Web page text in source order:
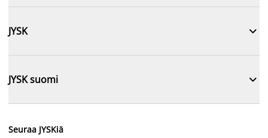
JYSK 
JYSK suomi 
Seuraa JYSKiä